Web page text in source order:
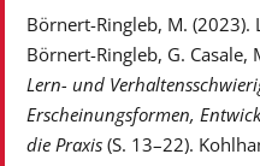
Börnert-Ringleb, M.
Börnert-Ringleb, G. Casale,
Lern- und
Erscheinungsformen,
die Praxis(S. 13–22).